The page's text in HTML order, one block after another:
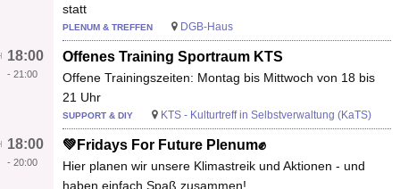
statt
PLENUM & TREFFEN DGB-Haus
Offenes Training Sportraum KTS
Offene Trainingszeiten: Montag bis Mittwoch von 18 bis
21 Uhr
18:00
- 21:00
SUPPORT & DIY KTS - Kulturtreff in Selbstverwaltung (KaTS)
💚Fridays For Future Plenum✊
Hier planen wir unsere Klimastreik und Aktionen - und
haben einfach Spaß zusammen!
18:00
- 20:00